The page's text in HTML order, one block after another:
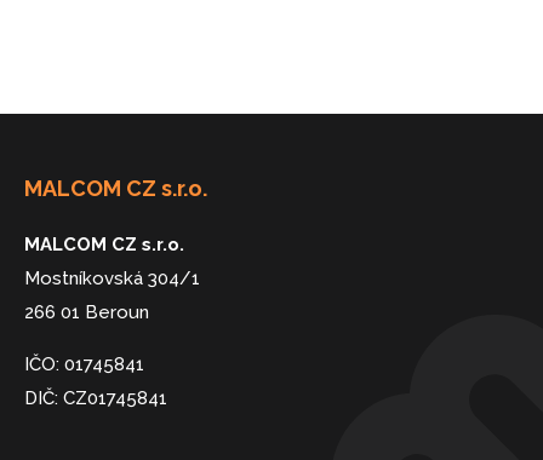
MALCOM CZ s.r.o.
MALCOM CZ s.r.o.
Mostníkovská 304/1
266 01 Beroun
IČO: 01745841
DIČ: CZ01745841